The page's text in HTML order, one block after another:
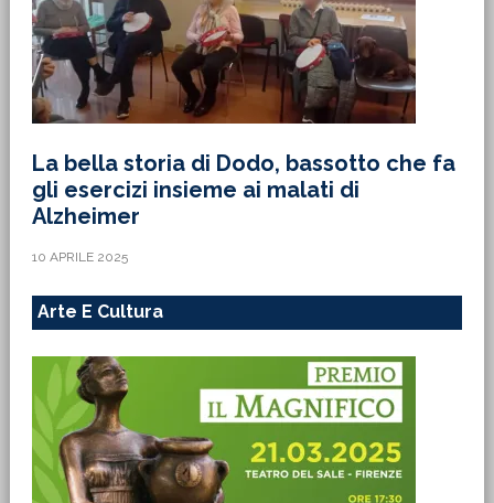
La bella storia di Dodo, bassotto che fa
gli esercizi insieme ai malati di
Alzheimer
10 APRILE 2025
Arte E Cultura